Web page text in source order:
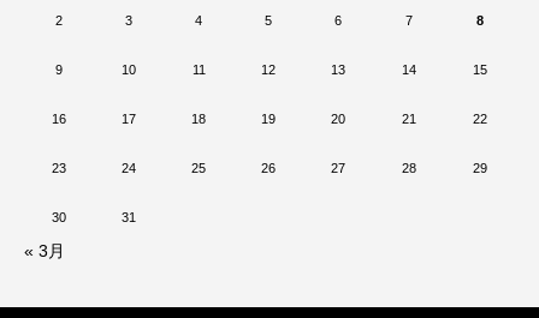
2 3 4 5 6 7 8
9 10 11 12 13 14 15
16 17 18 19 20 21 22
23 24 25 26 27 28 29
30 31
« 3月